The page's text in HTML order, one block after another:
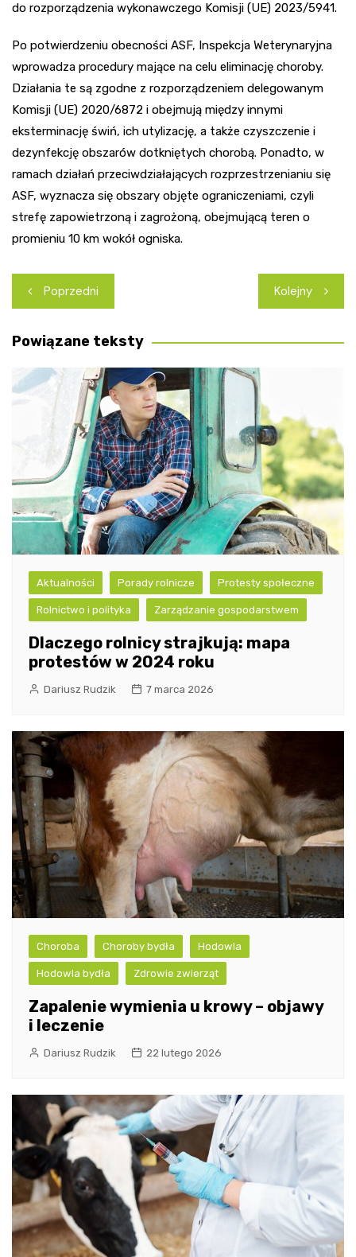
do rozporządzenia wykonawczego Komisji (UE) 2023/5941.
Po potwierdzeniu obecności ASF, Inspekcja Weterynaryjna
wprowadza procedury mające na celu eliminację choroby.
Działania te są zgodne z rozporządzeniem delegowanym
Komisji (UE) 2020/6872 i obejmują między innymi
eksterminację świń, ich utylizację, a także czyszczenie i
dezynfekcję obszarów dotkniętych chorobą. Ponadto, w
ramach działań przeciwdziałających rozprzestrzenianiu się
ASF, wyznacza się obszary objęte ograniczeniami, czyli
strefę zapowietrzoną i zagrożoną, obejmującą teren o
promieniu 10 km wokół ogniska.
Nawigacja
wpisu
Poprzedni Kolejny
Powiązane teksty
Aktualności Porady rolnicze Protesty społeczne
Rolnictwo i polityka Zarządzanie gospodarstwem
Dlaczego rolnicy strajkują: mapa
protestów w 2024 roku
Dariusz Rudzik 7 marca 2026
Choroba Choroby bydła Hodowla
Hodowla bydła Zdrowie zwierząt
Zapalenie wymienia u krowy – objawy
i leczenie
Dariusz Rudzik 22 lutego 2026